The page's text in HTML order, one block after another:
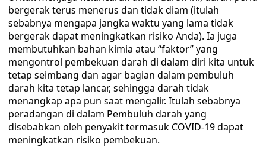
bergerak terus menerus dan tidak diam (itulah
sebabnya mengapa jangka waktu yang lama tidak
bergerak dapat meningkatkan risiko Anda). Ia juga
membutuhkan bahan kimia atau “faktor” yang
mengontrol pembekuan darah di dalam diri kita untuk
tetap seimbang dan agar bagian dalam pembuluh
darah kita tetap lancar, sehingga darah tidak
menangkap apa pun saat mengalir. Itulah sebabnya
peradangan di dalam Pembuluh darah yang
disebabkan oleh penyakit termasuk COVID-19 dapat
meningkatkan risiko pembekuan.